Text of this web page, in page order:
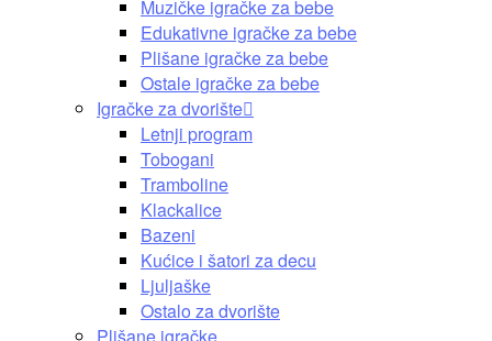
Muzičke igračke za bebe
Edukativne igračke za bebe
Plišane igračke za bebe
Ostale igračke za bebe
Igračke za dvorište
Letnji program
Tobogani
Tramboline
Klackalice
Bazeni
Kućice i šatori za decu
Ljuljaške
Ostalo za dvorište